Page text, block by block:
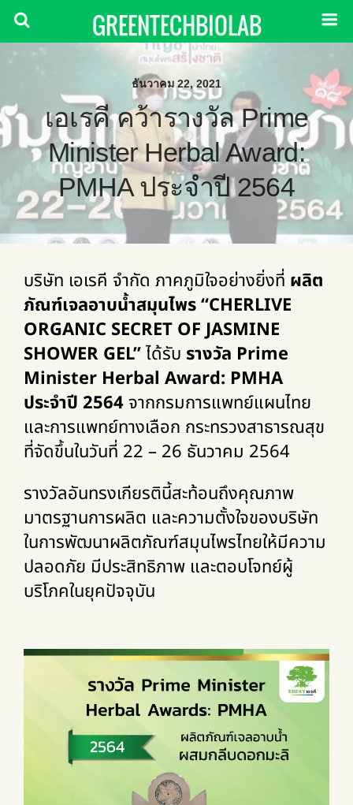
GREENTECHBIOLAB
ธันวาคม 22, 2021
เอเรคี คว้ารางวัล Prime
Minister Herbal Award:
PMHA ประจำปี 2564
บริษัท เอเรคี จำกัด ภาคภูมิใจอย่างยิ่งที่ ผลิต
ภัณฑ์เจลอาบน้ำสมุนไพร “CHERLIVE
ORGANIC SECRET OF JASMINE
SHOWER GEL”ได้รับ รางวัล Prime
Minister Herbal Award: PMHA
ประจำปี 2564จากกรมการแพทย์แผนไทย
และการแพทย์ทางเลือก กระทรวงสาธารณสุข
ที่จัดขึ้นในวันที่ 22 – 26 ธันวาคม 2564
รางวัลอันทรงเกียรตินี้สะท้อนถึงคุณภาพ
มาตรฐานการผลิต และความตั้งใจของบริษัท
ในการพัฒนาผลิตภัณฑ์สมุนไพรไทยให้มีความ
ปลอดภัย มีประสิทธิภาพ และตอบโจทย์ผู้
บริโภคในยุคปัจจุบัน